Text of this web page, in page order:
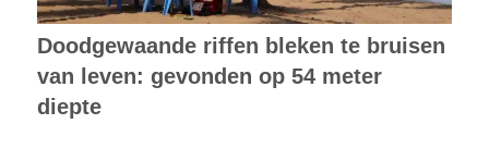
Doodgewaande riffen bleken te bruisen
van leven: gevonden op 54 meter
diepte